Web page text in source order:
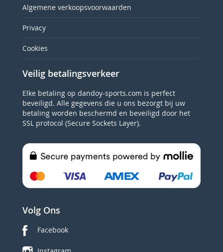
Algemene verkoopsvoorwaarden
Privacy
Cookies
Veilig betalingsverkeer
Elke betaling op dandoy-sports.com is perfect
beveiligd. Alle gegevens die u ons bezorgt bij uw
betaling worden beschermd en beveiligd door het
SSL protocol (Secure Sockets Layer).
Volg Ons
Facebook